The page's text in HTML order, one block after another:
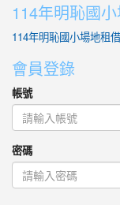
114年明恥國
114年明恥國小場地租
會員登錄
帳號
密碼